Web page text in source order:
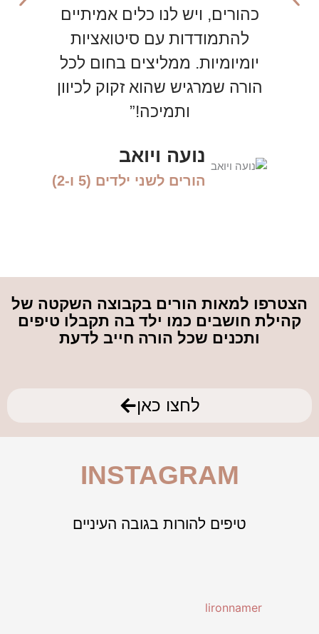
כהורים, ויש לנו כלים אמיתיים
להתמודדות עם סיטואציות
יומיומיות. ממליצים בחום לכל
הורה שמרגיש שהוא זקוק לכיוון
ותמיכה!”
נועה ויואב
הורים לשני ילדים (5 ו-2)
הצטרפו למאות הורים בקבוצה השקטה של
קהילת חושבים כמו ילד בה תקבלו טיפים
ותכנים שכל הורה חייב לדעת
לחצו כאן
INSTAGRAM
טיפים להורות בגובה העיניים
lironnamer